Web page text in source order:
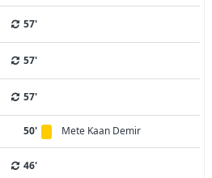
57'
57'
57'
50'
Mete Kaan Demir
46'